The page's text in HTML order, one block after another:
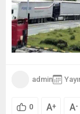
admin
0 A+ A-